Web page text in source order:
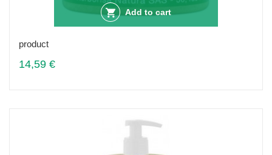
Add to cart
product
14,59 €